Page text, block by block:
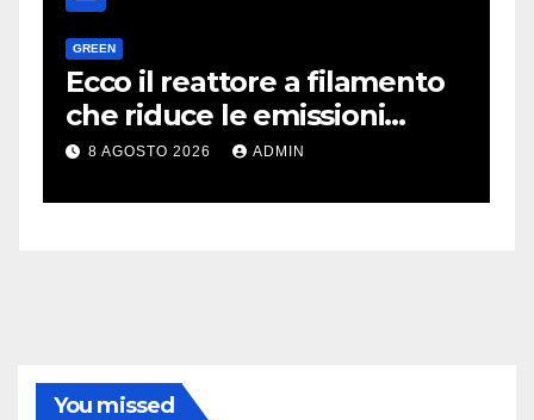
GREEN
Ecco il reattore a filamento
che riduce le emissioni
dell’industria chimica
8 AGOSTO 2026 ADMIN
You missed